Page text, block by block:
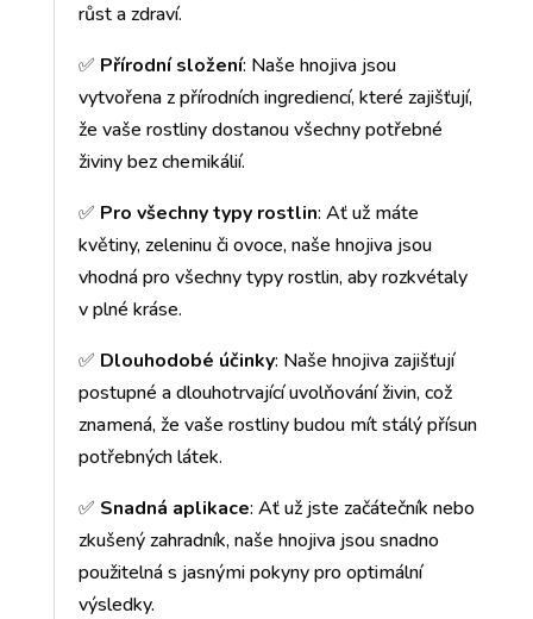
růst a zdraví.
✅ Přírodní složení: Naše hnojiva jsou
vytvořena z přírodních ingrediencí, které zajišťují,
že vaše rostliny dostanou všechny potřebné
živiny bez chemikálií.
✅ Pro všechny typy rostlin: Ať už máte
květiny, zeleninu či ovoce, naše hnojiva jsou
vhodná pro všechny typy rostlin, aby rozkvétaly
v plné kráse.
✅ Dlouhodobé účinky: Naše hnojiva zajišťují
postupné a dlouhotrvající uvolňování živin, což
znamená, že vaše rostliny budou mít stálý přísun
potřebných látek.
✅ Snadná aplikace: Ať už jste začátečník nebo
zkušený zahradník, naše hnojiva jsou snadno
použitelná s jasnými pokyny pro optimální
výsledky.